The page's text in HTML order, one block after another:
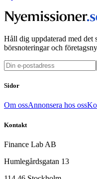
Håll dig uppdaterad med det
börsnoteringar och
Sidor
Om ossAnnonsera hos oss
Kontakt
Finance Lab AB
Humlegårdsgatan 13